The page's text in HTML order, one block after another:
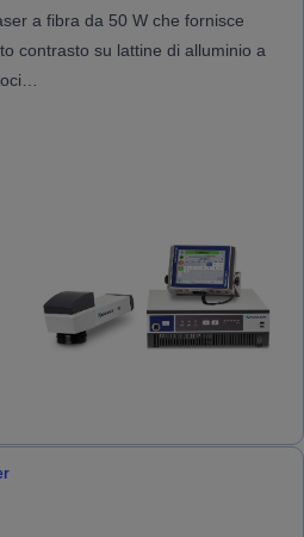
a fibra da 50 W che fornisce
contrasto su lattine di alluminio a